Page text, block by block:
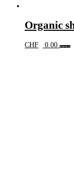
Organic
CHF 0.00 Weiterlesen